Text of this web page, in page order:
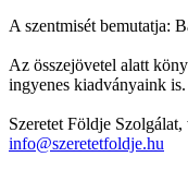
A szentmisét bemutatja:
Az összejövetel alatt
ingyenes kiadványaink is.
Szeretet Földje
info@szeretetfoldje.hu